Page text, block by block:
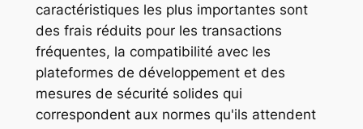
caractéristiques les plus importantes sont
des frais réduits pour les transactions
fréquentes, la compatibilité avec les
plateformes de développement et des
mesures de sécurité solides qui
correspondent aux normes qu'ils attendent